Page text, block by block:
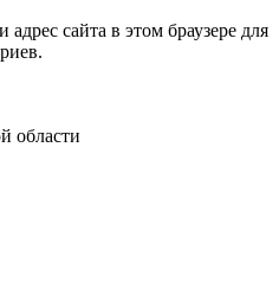
сайта в этом браузере для
области